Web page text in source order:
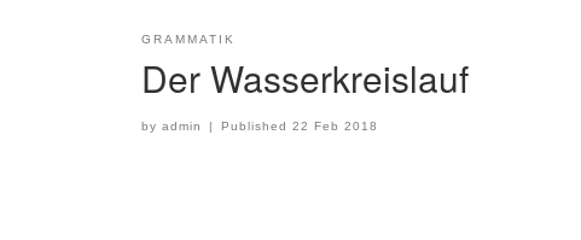
GRAMMATIK
Der Wasserkreislauf
by admin | Published22 Feb 2018